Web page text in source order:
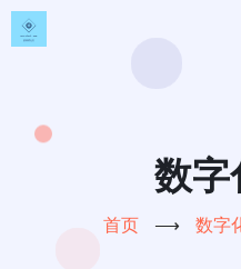
跳
转
数字
首页 ⟶ 数字